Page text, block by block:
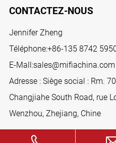
CONTACTEZ-NOUS
Jennifer Zheng
Téléphone:+86-135 8742
E-Mall:sales@mifiachina.com
Adresse : Siège social : Rm.
Changjiahe South Road, rue
Wenzhou, Zhejiang, Chine
SUIVEZ-NOUS